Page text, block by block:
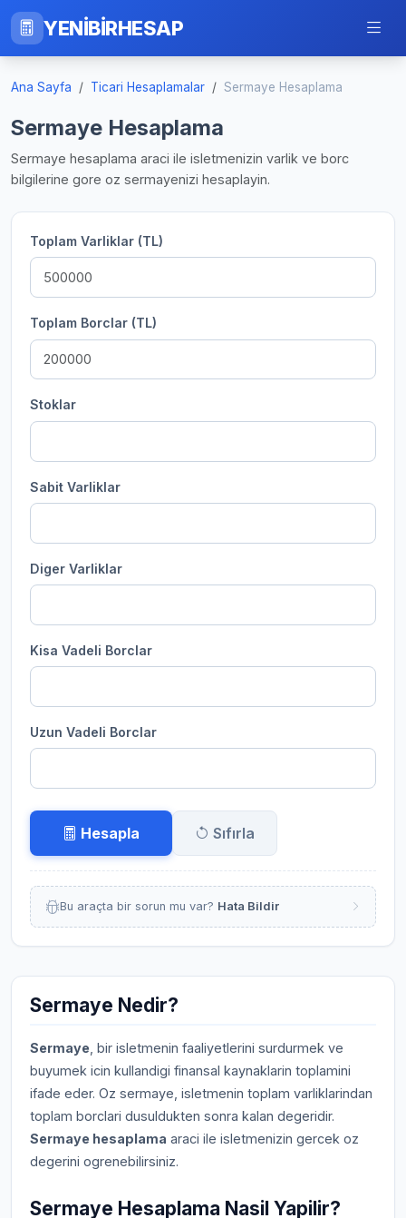
YENİBİRHESAP
Ana Sayfa Ticari Hesaplamalar Sermaye Hesaplama
Sermaye Hesaplama
Sermaye hesaplama araci ile isletmenizin varlik ve borc
bilgilerine gore oz sermayenizi hesaplayin.
Toplam Varliklar (TL)
Toplam Borclar (TL)
Stoklar
Sabit Varliklar
Diger Varliklar
Kisa Vadeli Borclar
Uzun Vadeli Borclar
Hesapla Sıfırla
Bu araçta bir sorun mu var? Hata Bildir
Sermaye Nedir?
Sermaye , bir isletmenin faaliyetlerini surdurmek ve
buyumek icin kullandigi finansal kaynaklarin toplamini
ifade eder. Oz sermaye, isletmenin toplam varliklarindan
toplam borclari dusuldukten sonra kalan degeridir.
Sermaye hesaplama araci ile isletmenizin gercek oz
degerini ogrenebilirsiniz.
Sermaye Hesaplama Nasil Yapilir?